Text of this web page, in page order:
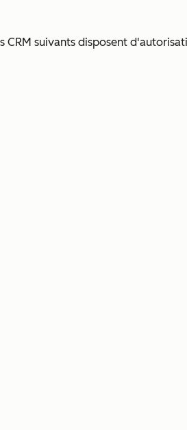
CRM suivants disposent